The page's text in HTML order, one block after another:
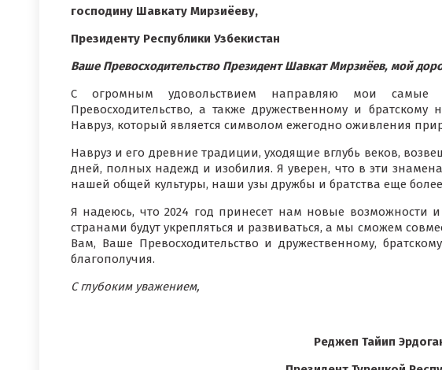
господину Шавкату Мирзиёеву,
Президенту Республики Узбекистан
Ваше Превосходительство Президент Шавкат Мирзиёев, мой
С огромным удовольствием направляю мои самые
Превосходительство, а также дружественному и братскому
Навруз, который является символом ежегодно оживления
Навруз и его древние традиции, уходящие вглубь веков,
дней, полных надежд и изобилия. Я уверен, что в эти
нашей общей культуры, наши узы дружбы и братства еще
Я надеюсь, что 2024 год принесет нам новые
странами будут укрепляться и развиваться, а мы сможем
Вам, Ваше Превосходительство и дружественному,
благополучия.
С глубоким уважением,
Реджеп Тайип